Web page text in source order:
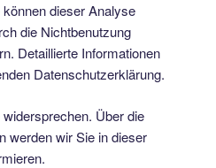
dieser Analyse
die Nichtbenutzung
Detaillierte Informationen
Datenschutzerklärung.
Über die
werden wir Sie in dieser